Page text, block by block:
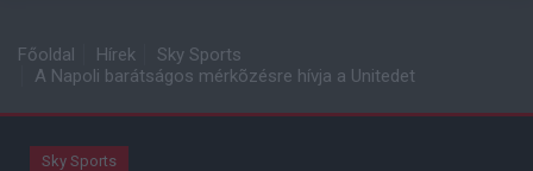
Főoldal Hírek
Sky Sports
A Napoli barátságos mérkõzésre hívja a Unitedet
Sky Sports